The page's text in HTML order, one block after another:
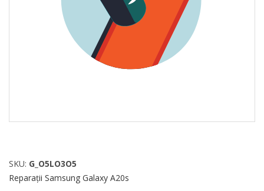
SKU: G_O5LO3O5
Reparații Samsung Galaxy A20s